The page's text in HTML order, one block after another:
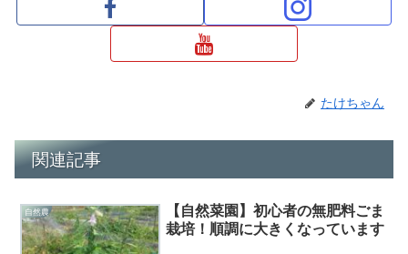
たけちゃん
関連記事
自然農
【自然菜園】初心者の無肥料ごま
栽培！順調に大きくなっています